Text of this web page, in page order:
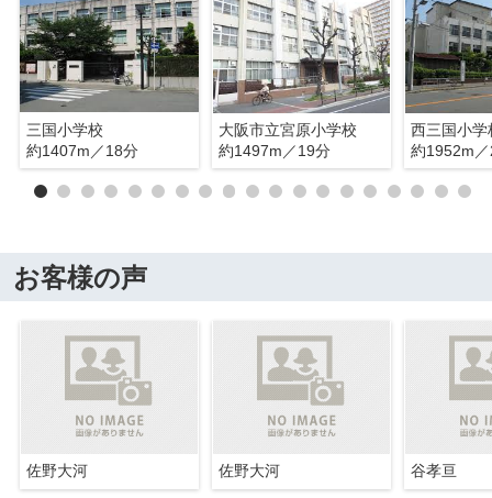
三国小学校
約1407m／18分
大阪市立宮原小学校
約1497m／19分
西三国小学
約1952m
お客様の声
佐野大河 佐野大河 谷孝亘